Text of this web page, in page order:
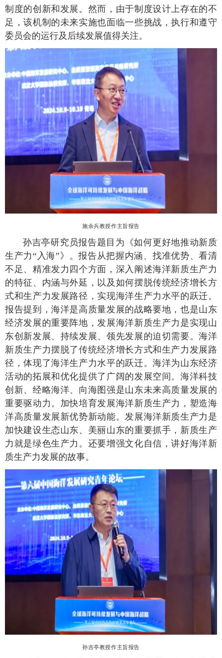
制度的创新和发展。然而，由于制度设计上存在的不
足，该机制的未来实施也面临一些挑战，执行和遵守
委员会的运行及后续发展值得关注。
施余兵教授作主旨报告
孙吉亭研究员报告题目为《如何更好地推动新质
生产力“入海”》。报告从把握内涵、找准优势、看清
不足、精准发力四个方面，深入阐述海洋新质生产力
的特征、内涵与外延，以及如何摆脱传统经济增长方
式和生产力发展路径，实现海洋生产力水平的跃迁。
报告提到，海洋是高质量发展的战略要地，也是山东
经济发展的重要阵地，发展海洋新质生产力是实现山
东创新发展、持续发展、领先发展的迫切需要。海洋
新质生产力摆脱了传统经济增长方式和生产力发展路
径，体现了海洋生产力水平的跃迁。海洋为山东经济
活动的拓展和优化提供了广阔的发展空间。海洋科技
创新、经略海洋、向海图强是山东未来高质量发展的
重要驱动力。加快培育发展海洋新质生产力，塑造海
洋高质量发展新优势新动能。发展海洋新质生产力是
加快建设生态山东、美丽山东的重要抓手，新质生产
力就是绿色生产力。还要增强文化自信，讲好海洋新
质生产力发展的故事。
孙吉亭教授作主旨报告